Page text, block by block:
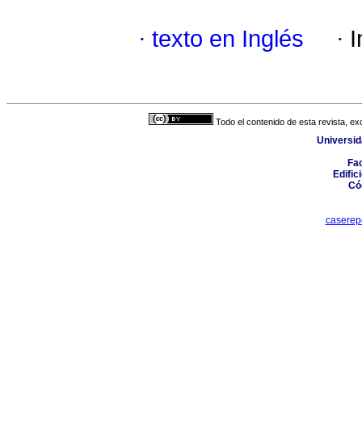
· texto en Inglés ·
Todo el contenido de esta revista,